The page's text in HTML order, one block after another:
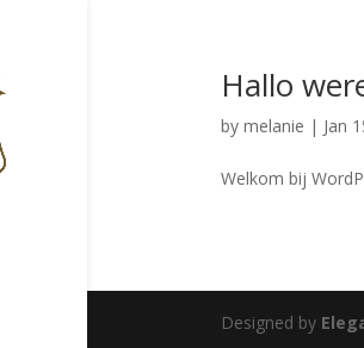
Hallo
by melanie | Jan
Welkom bij
Designed by